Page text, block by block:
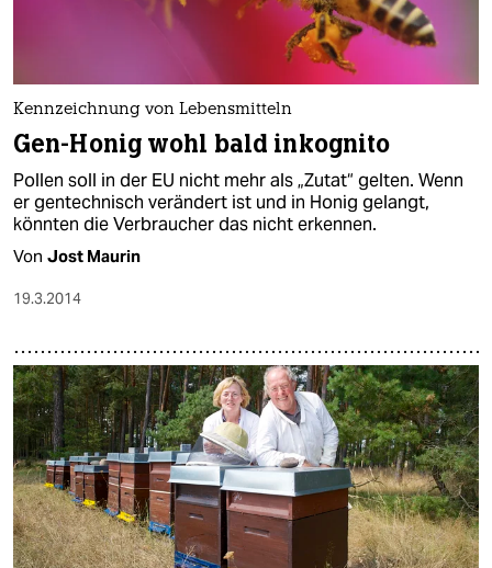
Kennzeichnung von Lebensmitteln
Gen-Honig wohl bald inkognito
Pollen soll in der EU nicht mehr als „Zutat“ gelten. Wenn
er gentechnisch verändert ist und in Honig gelangt,
könnten die Verbraucher das nicht erkennen.
Von Jost Maurin
19.3.2014